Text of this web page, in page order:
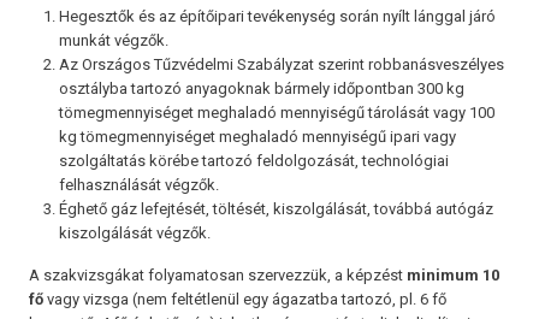
Hegesztők és az építőipari tevékenység során nyílt lánggal járó
munkát végzők.
Az Országos Tűzvédelmi Szabályzat szerint robbanásveszélyes
osztályba tartozó anyagoknak bármely időpontban 300 kg
tömegmennyiséget meghaladó mennyiségű tárolását vagy 100
kg tömegmennyiséget meghaladó mennyiségű ipari vagy
szolgáltatás körébe tartozó feldolgozását, technológiai
felhasználását végzők.
Éghető gáz lefejtését, töltését, kiszolgálását, továbbá autógáz
kiszolgálását végzők.
A szakvizsgákat folyamatosan szervezzük, a képzést minimum 10
fő vagy vizsga (nem feltétlenül egy ágazatba tartozó, pl. 6 fő